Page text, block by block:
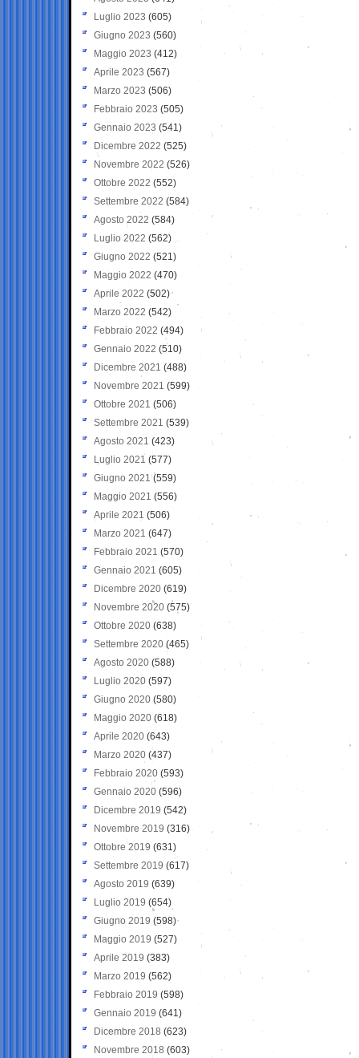
Luglio 2023 (605)
Giugno 2023 (560)
Maggio 2023 (412)
Aprile 2023 (567)
Marzo 2023 (506)
Febbraio 2023 (505)
Gennaio 2023 (541)
Dicembre 2022 (525)
Novembre 2022 (526)
Ottobre 2022 (552)
Settembre 2022 (584)
Agosto 2022 (584)
Luglio 2022 (562)
Giugno 2022 (521)
Maggio 2022 (470)
Aprile 2022 (502)
Marzo 2022 (542)
Febbraio 2022 (494)
Gennaio 2022 (510)
Dicembre 2021 (488)
Novembre 2021 (599)
Ottobre 2021 (506)
Settembre 2021 (539)
Agosto 2021 (423)
Luglio 2021 (577)
Giugno 2021(559)
Maggio 2021 (556)
Aprile 2021 (506)
Marzo 2021 (647)
Febbraio 2021 (570)
Gennaio 2021 (605)
Dicembre 2020 (619)
Novembre 2020 (575)
Ottobre 2020 (638)
Settembre 2020(465)
Agosto 2020 (588)
Luglio 2020 (597)
Giugno 2020 (580)
Maggio 2020 (618)
Aprile 2020 (643)
Marzo 2020 (437)
Febbraio 2020 (593)
Gennaio 2020 (596)
Dicembre 2019 (542)
Novembre 2019 (316)
Ottobre 2019 (631)
Settembre 2019 (617)
Agosto 2019 (639)
Luglio 2019 (654)
Giugno 2019 (598)
Maggio 2019 (527)
Aprile 2019 (383)
Marzo 2019 (562)
Febbraio 2019 (598)
Gennaio 2019 (641)
Dicembre 2018 (623)
Novembre 2018 (603)